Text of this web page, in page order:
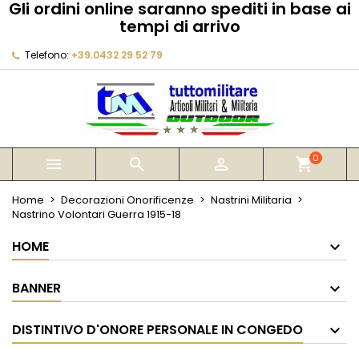
Gli ordini online saranno spediti in base ai
tempi di arrivo
Telefono: +39.0432 29 52 79
   shopping_cart0
Home Decorazioni Onorificenze
Nastrini Militaria
Nastrino Volontari Guerra 1915-18
HOME
BANNER
DISTINTIVO D'ONORE PERSONALE IN CONGEDO
My wishlists
add_circle_outline Create new list
Crea lista dei desideri
Annulla Crea lista dei desideri
Devi avere effettuato l'accesso per salvare dei
prodotti nella tua lista dei desideri.
Annulla